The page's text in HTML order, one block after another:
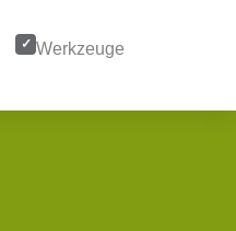
Werkzeuge